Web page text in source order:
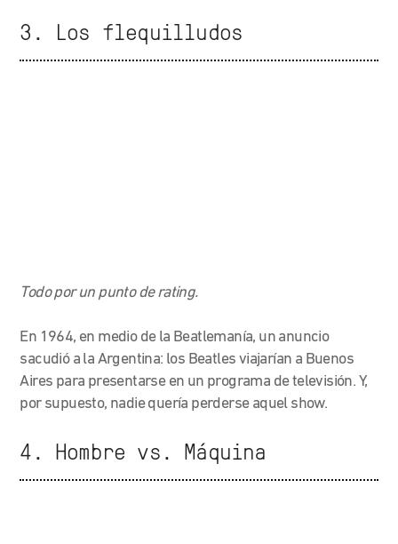
3. Los flequilludos
Todo por un punto de rating.
En 1964, en medio de la Beatlemanía, un anuncio
sacudió a la Argentina: los Beatles viajarían a Buenos
Aires para presentarse en un programa de televisión. Y,
por supuesto, nadie quería perderse aquel show.
4. Hombre vs. Máquina